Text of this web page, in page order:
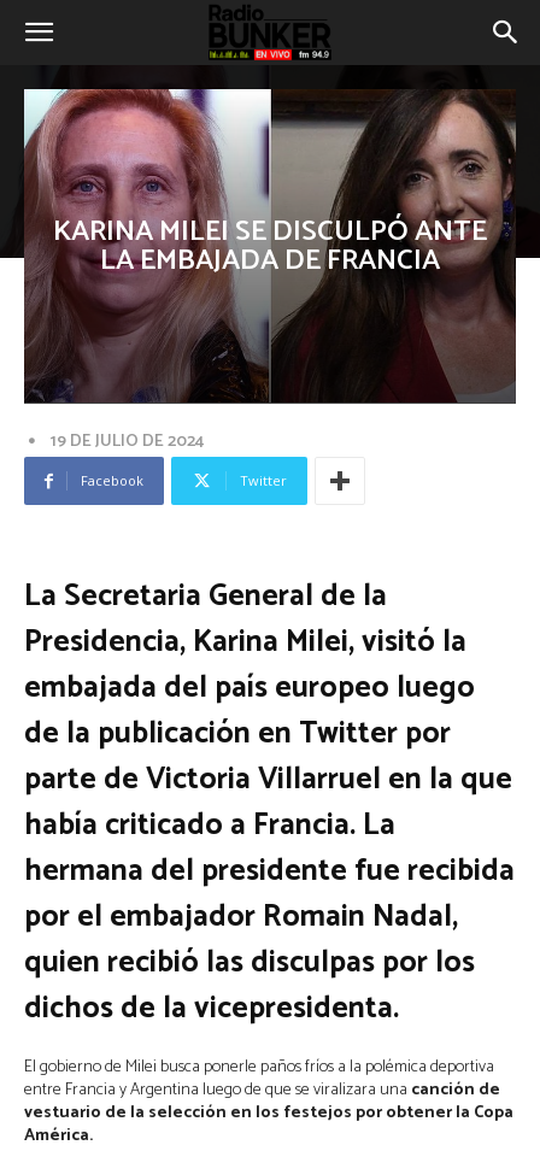
KARINA MILEI SE DISCULPÓ ANTE
LA EMBAJADA DE FRANCIA
19 DE JULIO DE 2024
Facebook Twitter
La Secretaria General de la
Presidencia, Karina Milei, visitó la
embajada del país europeo luego
de la publicación en Twitter por
parte de Victoria Villarruel en la que
había criticado a Francia. La
hermana del presidente fue recibida
por el embajador Romain Nadal,
quien recibió las disculpas por los
dichos de la vicepresidenta.
El gobierno de Milei busca ponerle paños fríos a la polémica deportiva
entre Francia y Argentina luego de que se viralizara una canción de
vestuario de la selección en los festejos por obtener la Copa
América.